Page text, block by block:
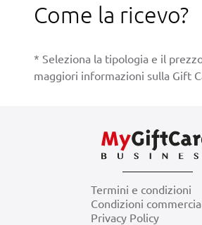
Come la ricevo?
* Seleziona la tipologia e il
maggiori informazioni sulla Gift
Termini e condizioni
Condizioni
Privacy Policy